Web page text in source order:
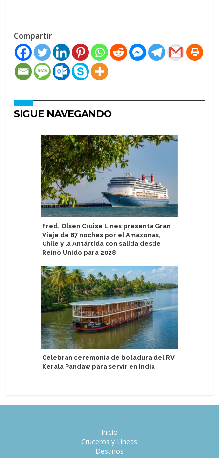
Compartir
SIGUE NAVEGANDO
Fred. Olsen Cruise Lines presenta Gran
Viaje de 87 noches por el Amazonas,
Chile y la Antártida con salida desde
Reino Unido para 2028
Celebran ceremonia de botadura del RV
Kerala Pandaw para servir en India
Inicio
Cruceros y Líneas
Destinos